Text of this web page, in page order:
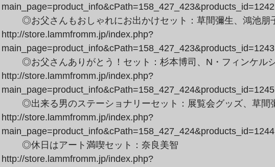
main_page=product_info&cPath=158_427_423&products_id=1242
http://store.lammfromm.jp/index.php?
main_page=product_info&cPath=158_427_423&products_id=1243
http://store.lammfromm.jp/index.php?
main_page=product_info&cPath=158_427_424&products_id=1245
http://store.lammfromm.jp/index.php?
main_page=product_info&cPath=158_427_424&products_id=1244
http://store.lammfromm.jp/index.php?